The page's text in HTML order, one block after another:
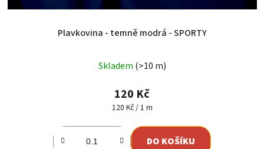
Plavkovina - temně modrá - SPORTY
Skladem (>10 m)
120 Kč
Měrná
120 Kč / 1 m
DO KOŠÍKU